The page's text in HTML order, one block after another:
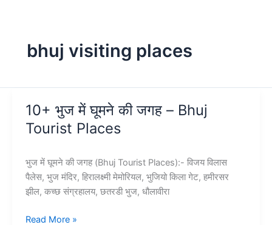
bhuj visiting places
10+ भुज में घूमने की जगह – Bhuj
Tourist Places
भुज में घूमने की जगह (Bhuj Tourist Places):- विजय विलास
पैलेस, भुज मंदिर, हिरालक्ष्मी मेमोरियल, भुजियो किला गेट, हमीरसर
झील, कच्छ संग्रहालय, छतरडी भुज, धौलावीरा
10+
Read More »